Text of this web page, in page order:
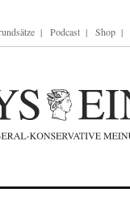
Podcast Shop